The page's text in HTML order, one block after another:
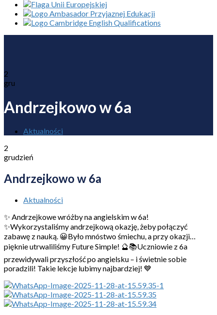
2
gru
Andrzejkowo w 6a
Aktualności
2
grudzień
Andrzejkowo w 6a
Aktualności
✨ Andrzejkowe wróżby na angielskim w 6a!
✨Wykorzystaliśmy andrzejkową okazję, żeby połączyć
zabawę z nauką. 😀Było mnóstwo śmiechu, a przy okazji…
pięknie utrwaliliśmy Future Simple! 🔮📚Uczniowie z 6a
przewidywali przyszłość po angielsku – i świetnie sobie
poradzili! Takie lekcje lubimy najbardziej! 💙